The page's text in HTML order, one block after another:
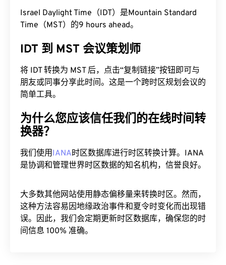
Israel Daylight Time（IDT）是Mountain Standard
Time（MST）的9 hours ahead。
IDT 到 MST 会议策划师
将 IDT 转换为 MST 后，点击“复制链接”按钮即可与
朋友或同事分享此时间。这是一个跨时区规划会议的
简单工具。
为什么您应该信任我们的在线时间转
换器？
我们使用IANA时区数据库进行时区转换计算。IANA
是协调和管理世界时区数据的知名机构，信誉良好。
大多数其他网站使用静态偏移量来转换时区。然而，
这种方法容易因地缘政治事件和夏令时变化而出现错
误。因此，我们会定期更新时区数据库，确保您的时
间信息 100% 准确。